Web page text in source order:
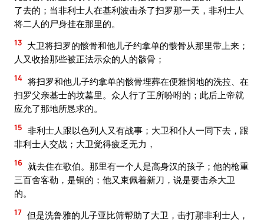
了去的；当非利士人在基利波击杀了扫罗那一天，非利士人
将二人的尸身挂在那里的。
13 大卫将扫罗的骸骨和他儿子约拿单的骸骨从那里带上来；
人又收拾那些被正法示众的人的骸骨；
14 将扫罗和他儿子约拿单的骸骨埋葬在便雅悯地的洗拉、在
扫罗父亲基士的坟墓里。众人行了王所吩咐的；此后上帝就
应允了那地所恳求的。
15 非利士人跟以色列人又有战事；大卫和仆人一同下去，跟
非利士人交战；大卫觉得疲乏无力，
16 就去住在歌伯。那里有一个人是高身汉的孩子；他的枪重
三百舍客勒，是铜的；他又束佩着新刀，说是要击杀大卫
的。
17 但是洗鲁雅的儿子亚比筛帮助了大卫，击打那非利士人，